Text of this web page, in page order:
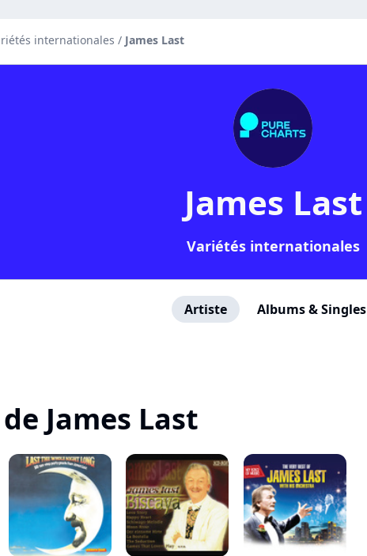
internationales / James Last
James Last
Variétés internationales
Artiste Albums & Singles
James Last